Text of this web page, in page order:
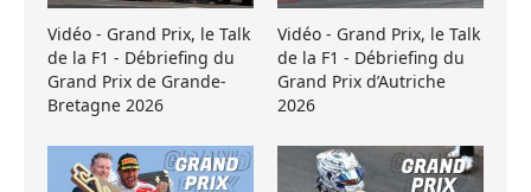
Vidéo - Grand Prix, le Talk
de la F1 - Débriefing du
Grand Prix de Grande-
Bretagne 2026
Vidéo - Grand Prix, le Talk
de la F1 - Débriefing du
Grand Prix d’Autriche
2026